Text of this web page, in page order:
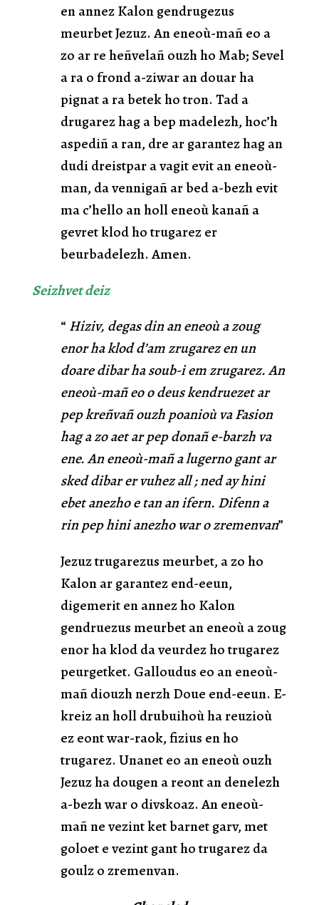
en annez Kalon gendrugezus
meurbet Jezuz. An eneoù-mañ eo a
zo ar re heñvelañ ouzh ho Mab; Sevel
a ra o frond a-ziwar an douar ha
pignat a ra betek ho tron. Tad a
drugarez hag a bep madelezh, hoc’h
aspediñ a ran, dre ar garantez hag an
dudi dreistpar a vagit evit an eneoù-
man, da vennigañ ar bed a-bezh evit
ma c’hello an holl eneoù kanañ a
gevret klod ho trugarez er
beurbadelezh. Amen.
Seizhvet deiz
“ Hiziv, degas din an eneoù a zoug
enor ha klod d’am zrugarez en un
doare dibar ha soub-i em zrugarez. An
eneoù-mañ eo o deus kendruezet ar
pep kreñvañ ouzh poanioù va Fasion
hag a zo aet ar pep donañ e-barzh va
ene. An eneoù-mañ a lugerno gant ar
sked dibar er vuhez all ; ned ay hini
ebet anezho e tan an ifern. Difenn a
rin pep hini anezho war o zremenvan”
Jezuz trugarezus meurbet, a zo ho
Kalon ar garantez end-eeun,
digemerit en annez ho Kalon
gendruezus meurbet an eneoù a zoug
enor ha klod da veurdez ho trugarez
peurgetket. Galloudus eo an eneoù-
mañ diouzh nerzh Doue end-eeun. E-
kreiz an holl drubuihoù ha reuzioù
ez eont war-raok, fizius en ho
trugarez. Unanet eo an eneoù ouzh
Jezuz ha dougen a reont an denelezh
a-bezh war o divskoaz. An eneoù-
mañ ne vezint ket barnet garv, met
goloet e vezint gant ho trugarez da
goulz o zremenvan.